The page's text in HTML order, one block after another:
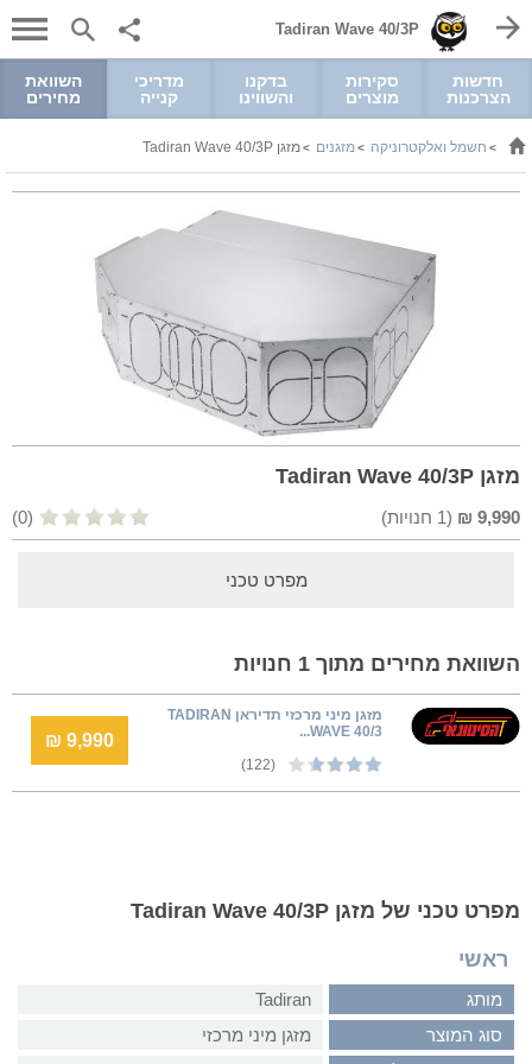
Tadiran Wave 40/3P
חדשות
הצרכנות
סקירות
מוצרים
בדקנו
והשווינו
מדריכי
קנייה
השוואת
מחירים
> חשמל ואלקטרוניקה >מזגנים >מזגן Tadiran Wave 40/3P
מזגן Tadiran Wave 40/3P
9,990
₪
(
1 חנויות) (0)
מפרט טכני
השוואת מחירים מתוך 1 חנויות
מזגן מיני מרכזי תדיראן TADIRAN
WAVE 40/3...
(122)
9,990 ₪
מפרט טכני של מזגן Tadiran Wave 40/3P
ראשי
מותג
Tadiran
סוג המוצר
מזגן מיני מרכזי